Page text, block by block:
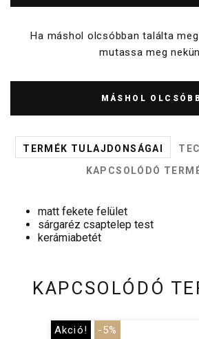
Ha máshol olcsóbban találta
mutassa meg
MÁSHOL
TERMÉK TULAJDONSÁGAI
KAPCSOLÓDÓ
matt fekete felület
sárgaréz csaptelep test
kerámiabetét
KAPCSOLÓDÓ
Akció! -5%